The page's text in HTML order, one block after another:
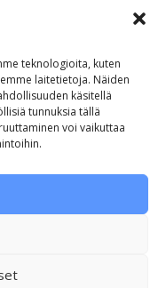
teknologioita, kuten
laitetietoja. Näiden
käsitellä
tunnuksia tällä
voi vaikuttaa